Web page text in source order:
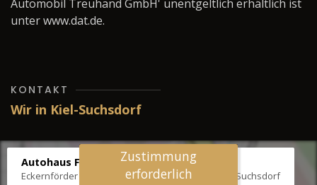
Automobil Treuhand GmbH' unentgeltlich erhältlich ist
unter www.dat.de.
KONTAKT
Wir in Kiel-Suchsdorf
Autohaus Fräter
Eckernförder Str. /Klausbrooker Weg 1, 24107 Kiel-Suchsdorf
Zustimmung
erforderlich